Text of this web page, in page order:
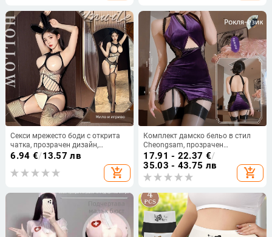
Секси мрежесто боди с открита
чатка, прозрачен дизайн,
комплект с чорапи, женски,
полиестер 80–90%, пуснат на
пазара пролет 2025
6.94 €/13.57 лв
add_shopping_cart
Комплект дамско бельо в стил
Cheongsam, прозрачен
полиестер, съдържание
полиестер 90-95%, за жени
17.91 - 22.37 €/
35.03 - 43.75 лв
add_shopping_cart